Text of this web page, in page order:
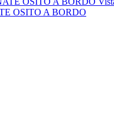
OSITO A BORDO